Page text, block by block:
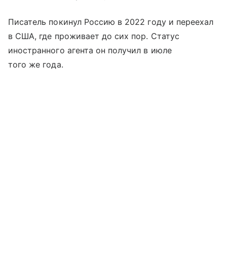
Писатель покинул Россию в 2022 году и переехал
в США, где проживает до сих пор. Статус
иностранного агента он получил в июле
того же года.